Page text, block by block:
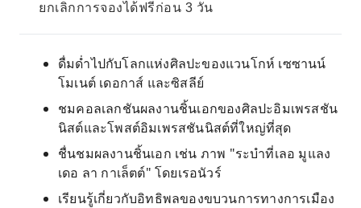
ยกเลิกการจองได้ฟรีก่อน 3 วัน
ดื่มด่ำไปกับโลกแห่งศิลปะของแวนโกห์ เซซานน์
โมเนต์ เดอกาส์ และซิสลีย์
ชมคอลเลกชันผลงานชิ้นเอกของศิลปะอิมเพรสชัน
นิสต์และโพสต์อิมเพรสชันนิสต์ที่ใหญ่ที่สุด
ชื่นชมผลงานชิ้นเอก เช่น ภาพ "ระบำที่เลอ มูแลง
เดอ ลา กาเล็ตต์" โดยเรอนัวร์
เรียนรู้เกี่ยวกับอิทธิพลของขบวนการทางการเมือง